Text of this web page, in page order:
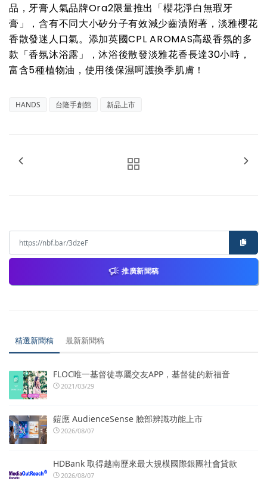
品，牙膏人氣品牌Ora2限量推出「櫻花淨白無瑕牙
膏」，含有不同大小矽分子有效減少齒漬附著，淡雅櫻花
香散發迷人口氣。添加英國CPL AROMAS高級香氛的多
款「香氛沐浴露」，沐浴後散發淡雅花香長達30小時，
富含5種植物油，使用後保濕呵護換季肌膚！
HANDS 台隆手創館 新品上市
推廣新聞稿
精選新聞稿 最新新聞稿
FLOC唯一基督徒專屬交友APP，基督徒的新福音
2021/03/29
鎧應 AudienceSense 臉部辨識功能上市
2026/08/07
HDBank 取得越南歷來最大規模國際銀團社會貸款
2026/08/07